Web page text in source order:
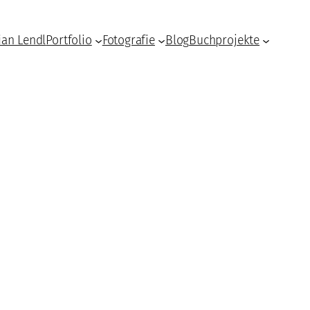
LendlPortfolio Fotografie BlogBuchprojekte